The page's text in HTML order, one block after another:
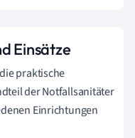
Einsätze
praktische
der Notfallsanitäter
Einrichtungen